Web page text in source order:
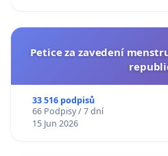
Petice za zavedení
33 516 podpisů
66 Podpisy / 7 dní
15 Jun 2026